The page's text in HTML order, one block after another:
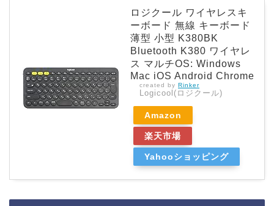
ロジクール ワイヤレスキ
ーボード 無線 キーボード
薄型 小型 K380BK
Bluetooth K380 ワイヤレ
ス マルチOS: Windows
Mac iOS Android Chrome
created by Rinker
Logicool(ロジクール)
Amazon
楽天市場
Yahooショッピング